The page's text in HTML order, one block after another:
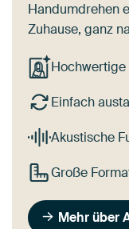
Handumdrehen
Zuhause, ganz
Einfach
Akustische
Große
Mehr über